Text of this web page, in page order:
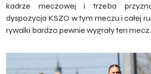
kadrze meczowej i trzeba
dyspozycja KSZO w tym meczu i całej
rywalki bardzo pewnie wygrały ten mecz.